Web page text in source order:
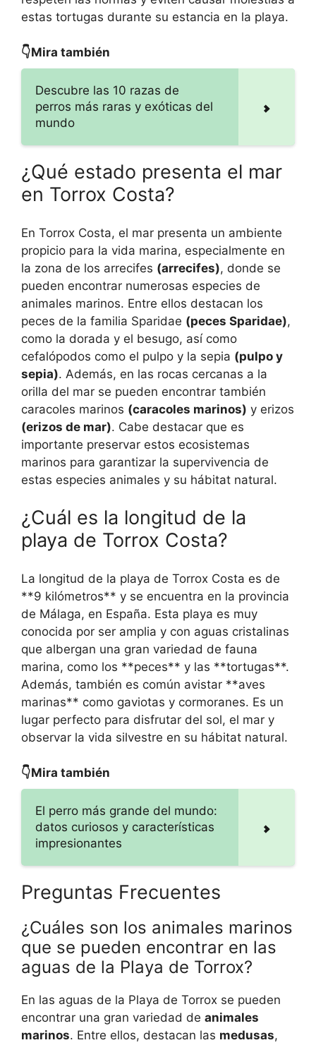
estas tortugas durante su estancia en la playa.
👇Mira también
Descubre las 10 razas de
perros más raras y exóticas del
mundo
¿Qué estado presenta el mar
en Torrox Costa?
En Torrox Costa, el mar presenta un ambiente
propicio para la vida marina, especialmente en
la zona de los arrecifes (arrecifes), donde se
pueden encontrar numerosas especies de
animales marinos. Entre ellos destacan los
peces de la familia Sparidae (peces Sparidae),
como la dorada y el besugo, así como
cefalópodos como el pulpo y la sepia (pulpo y
sepia). Además, en las rocas cercanas a la
orilla del mar se pueden encontrar también
caracoles marinos (caracoles marinos) y erizos
(erizos de mar). Cabe destacar que es
importante preservar estos ecosistemas
marinos para garantizar la supervivencia de
estas especies animales y su hábitat natural.
¿Cuál es la longitud de la
playa de Torrox Costa?
La longitud de la playa de Torrox Costa es de
**9 kilómetros** y se encuentra en la provincia
de Málaga, en España. Esta playa es muy
conocida por ser amplia y con aguas cristalinas
que albergan una gran variedad de fauna
marina, como los **peces** y las **tortugas**.
Además, también es común avistar **aves
marinas** como gaviotas y cormoranes. Es un
lugar perfecto para disfrutar del sol, el mar y
observar la vida silvestre en su hábitat natural.
👇Mira también
El perro más grande del mundo:
datos curiosos y características
impresionantes
Preguntas Frecuentes
¿Cuáles son los animales marinos
que se pueden encontrar en las
aguas de la Playa de Torrox?
En las aguas de la Playa de Torrox se pueden
encontrar una gran variedad de animales
marinos. Entre ellos, destacan las medusas,